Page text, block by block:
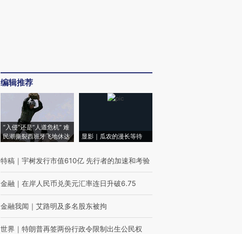
编辑推荐
“入侵”还是“人道危机” 难
民潮撕裂西班牙飞地休达
显影｜瓜农的漫长等待
特稿 ｜ 宇树发行市值610亿 先行者的加速和考验
金融 ｜ 在岸人民币兑美元汇率连日升破6.75
金融我闻 ｜ 艾路明及多名股东被拘
世界 ｜ 特朗普再签两份行政令限制出生公民权